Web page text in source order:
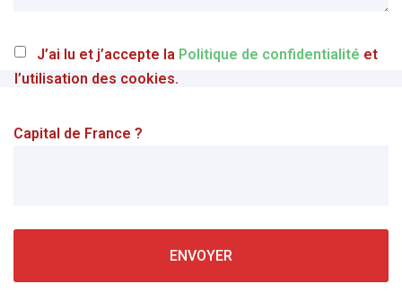
J’ai lu et j’accepte la Politique de confidentialité et
l’utilisation des cookies.
Capital de France ?